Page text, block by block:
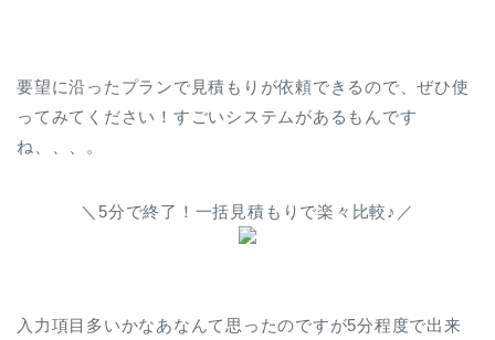
要望に沿ったプランで見積もりが依頼できるので、ぜひ使
ってみてください！すごいシステムがあるもんです
ね、、、。
＼5分で終了！一括見積もりで楽々比較♪／
入力項目多いかなあなんて思ったのですが5分程度で出来